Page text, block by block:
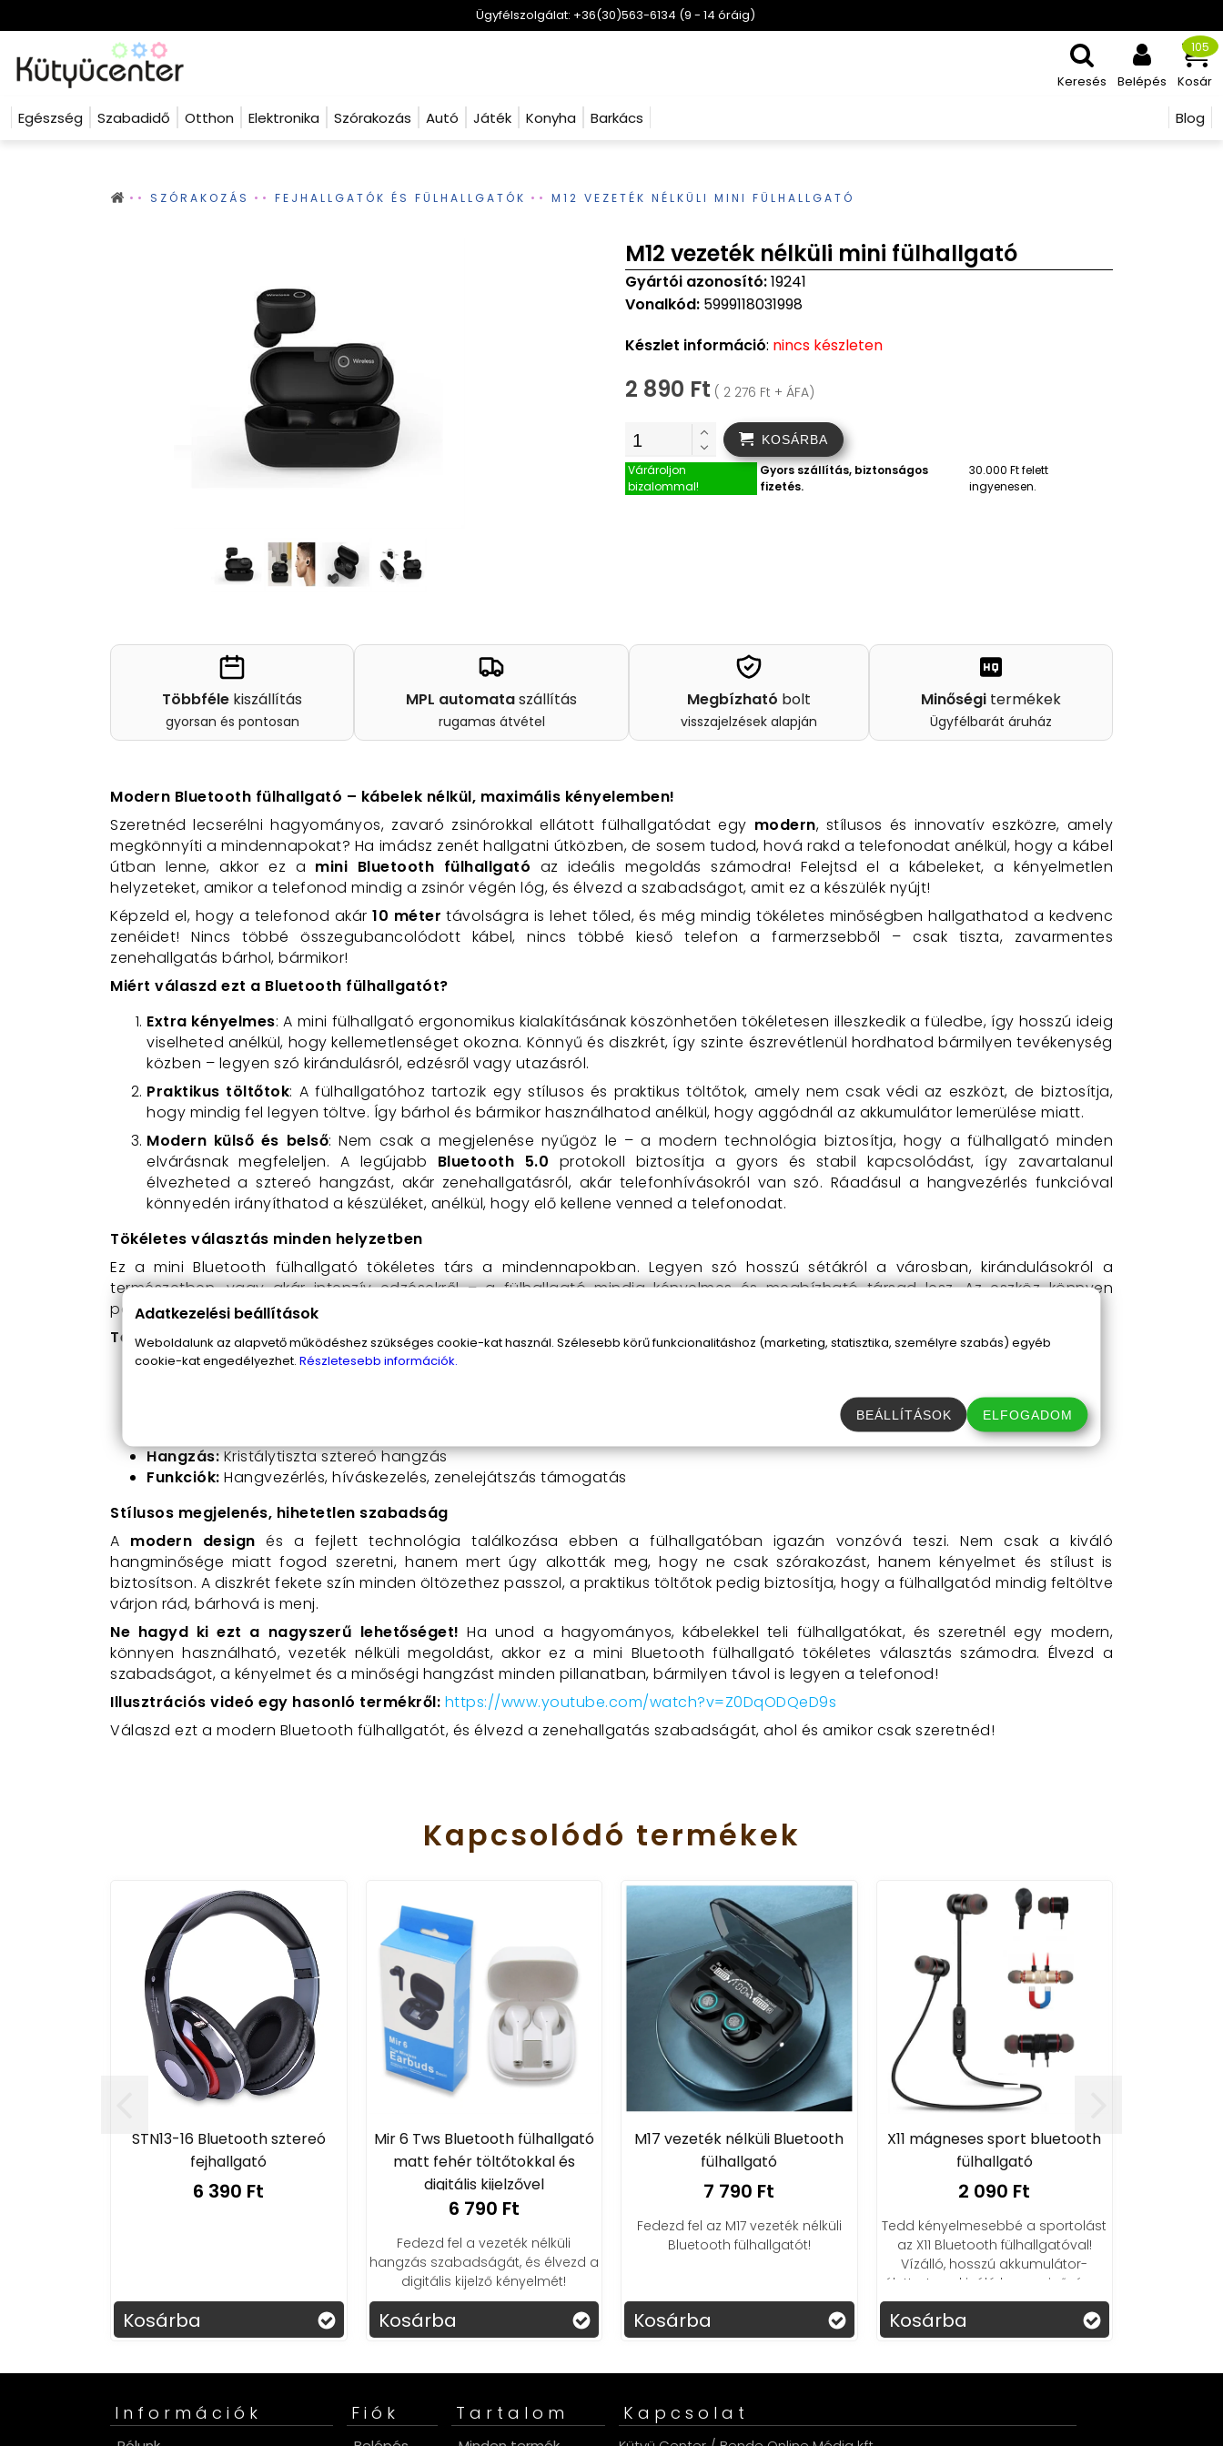
Ügyfélszolgálat: +36(30)563-6134 (9 - 14 óráig)
Keresés Belépés Kosár
105
Blog
Egészség Szabadidő Otthon Elektronika Szórakozás Autó Játék Konyha Barkács
SZÓRAKOZÁS FEJHALLGATÓK ÉS FÜLHALLGATÓK M12 VEZETÉK NÉLKÜLI MINI FÜLHALLGATÓ
M12 vezeték nélküli mini fülhallgató
Gyártói azonosító:19241
Vonalkód: 5999118031998
Készlet információ: nincs készleten
2 890 Ft ( 2 276 Ft + ÁFA)
KOSÁRBA
Várároljon
bizalommal!
Gyors szállítás, biztonságos
fizetés.
30.000 Ft felett
ingyenesen.
Többféle kiszállítás
gyorsan és pontosan
MPL automataszállítás
rugamas átvétel
Megbízható bolt
visszajelzések alapján
Minőségi termékek
Ügyfélbarát áruház
Modern Bluetooth fülhallgató – kábelek nélkül, maximális kényelemben!
Szeretnéd lecserélni hagyományos, zavaró zsinórokkal ellátott fülhallgatódat egy modern, stílusos és innovatív eszközre, amely
megkönnyíti a mindennapokat? Ha imádsz zenét hallgatni útközben, de sosem tudod, hová rakd a telefonodat anélkül, hogy a kábel
útban lenne, akkor ez a mini Bluetooth fülhallgató az ideális megoldás számodra! Felejtsd el a kábeleket, a kényelmetlen
helyzeteket, amikor a telefonod mindig a zsinór végén lóg, és élvezd a szabadságot, amit ez a készülék nyújt!
Képzeld el, hogy a telefonod akár10 méter távolságra is lehet tőled, és még mindig tökéletes minőségben hallgathatod a kedvenc
zenéidet! Nincs többé összegubancolódott kábel, nincs többé kieső telefon a farmerzsebből – csak tiszta, zavarmentes
zenehallgatás bárhol, bármikor!
Miért válaszd ezt a Bluetooth fülhallgatót?
Extra kényelmes: A mini fülhallgató ergonomikus kialakításának köszönhetően tökéletesen illeszkedik a füledbe, így hosszú ideig
viselheted anélkül, hogy kellemetlenséget okozna. Könnyű és diszkrét, így szinte észrevétlenül hordhatod bármilyen tevékenység
közben – legyen szó kirándulásról, edzésről vagy utazásról.
Praktikus töltőtok: A fülhallgatóhoz tartozik egy stílusos és praktikus töltőtok, amely nem csak védi az eszközt, de biztosítja,
hogy mindig fel legyen töltve. Így bárhol és bármikor használhatod anélkül, hogy aggódnál az akkumulátor lemerülése miatt.
Modern külső és belső: Nem csak a megjelenése nyűgöz le – a modern technológia biztosítja, hogy a fülhallgató minden
elvárásnak megfeleljen. A legújabb Bluetooth 5.0 protokoll biztosítja a gyors és stabil kapcsolódást, így zavartalanul
élvezheted a sztereó hangzást, akár zenehallgatásról, akár telefonhívásokról van szó. Ráadásul a hangvezérlés funkcióval
könnyedén irányíthatod a készüléket, anélkül, hogy elő kellene venned a telefonodat.
Tökéletes választás minden helyzetben
Ez a mini Bluetooth fülhallgató tökéletes társ a mindennapokban. Legyen szó hosszú sétákról a városban, kirándulásokról a
természetben, vagy akár intenzív edzésekről – a fülhallgató mindig kényelmes és megbízható társad lesz. Az eszköz könnyen
párosítható bármilyen Bluetooth-képes készülékkel, így azonnal használatra kész, amikor csak szükséged van rá.
Technikai adatok:
TWS-M 12
Hangzás:Kristálytiszta sztereó hangzás
Funkciók: Hangvezérlés, híváskezelés, zenelejátszás támogatás
Stílusos megjelenés, hihetetlen szabadság
A modern design és a fejlett technológia találkozása ebben a fülhallgatóban igazán vonzóvá teszi. Nem csak a kiváló
hangminősége miatt fogod szeretni, hanem mert úgy alkották meg, hogy ne csak szórakozást, hanem kényelmet és stílust is
biztosítson. A diszkrét fekete szín minden öltözethez passzol, a praktikus töltőtok pedig biztosítja, hogy a fülhallgatód mindig feltöltve
várjon rád, bárhová is menj.
Ne hagyd ki ezt a nagyszerű lehetőséget! Ha unod a hagyományos, kábelekkel teli fülhallgatókat, és szeretnél egy modern,
könnyen használható, vezeték nélküli megoldást, akkor ez a mini Bluetooth fülhallgató tökéletes választás számodra. Élvezd a
szabadságot, a kényelmet és a minőségi hangzást minden pillanatban, bármilyen távol is legyen a telefonod!
Illusztrációs videó egy hasonló termékről: https://www.youtube.com/watch?v=Z0DqODQeD9s
Válaszd ezt a modern Bluetooth fülhallgatót, és élvezd a zenehallgatás szabadságát, ahol és amikor csak szeretnéd!
Kapcsolódó termékek
STN13-16 Bluetooth sztereó
fejhallgató
6 390 Ft
Kosárba
Mir 6 Tws Bluetooth fülhallgató
matt fehér töltőtokkal és
digitális kijelzővel
6 790 Ft
Fedezd fel a vezeték nélküli
hangzás szabadságát, és élvezd a
digitális kijelző kényelmét!
Kosárba
M17 vezeték nélküli Bluetooth
fülhallgató
7 790 Ft
Fedezd fel az M17 vezeték nélküli
Bluetooth fülhallgatót!
Kosárba
X11 mágneses sport bluetooth
fülhallgató
2 090 Ft
Tedd kényelmesebbé a sportolást
az X11 Bluetooth fülhallgatóval!
Vízálló, hosszú akkumulátor-
élettartam, kiváló hangminőség –
most szerezd be kedvező áron!
Kosárba
Információk Fiók Tartalom Kapcsolat
Adatkezelési beállítások
Weboldalunk az alapvető működéshez szükséges cookie-kat használ. Szélesebb körű funkcionalitáshoz (marketing, statisztika, személyre szabás) egyéb
cookie-kat engedélyezhet. Részletesebb információk.
BEÁLLÍTÁSOK ELFOGADOM